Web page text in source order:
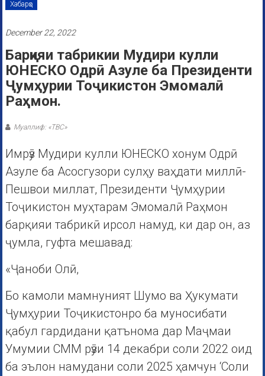
Хабарҳо
December 22, 2022
Барқияи табрикии Мудири кулли
ЮНЕСКО Одрӣ Азуле ба Президенти
Ҷумҳурии Тоҷикистон Эмомалӣ
Раҳмон.
Муаллиф: «ТВС»
Имрӯз Мудири кулли ЮНЕСКО хонум Одрӣ
Азуле ба Асосгузори сулҳу ваҳдати миллӣ-
Пешвои миллат, Президенти Ҷумҳурии
Тоҷикистон муҳтарам Эмомалӣ Раҳмон
барқияи табрикӣ ирсол намуд, ки дар он, аз
ҷумла, гуфта мешавад:
«Ҷаноби Олӣ,
Бо камоли мамнуният Шумо ва Ҳукумати
Ҷумҳурии Тоҷикистонро ба муносибати
қабул гардидани қатънома дар Маҷмаи
Умумии СММ рӯзи 14 декабри соли 2022 оид
ба эълон намудани соли 2025 ҳамчун ‘Соли